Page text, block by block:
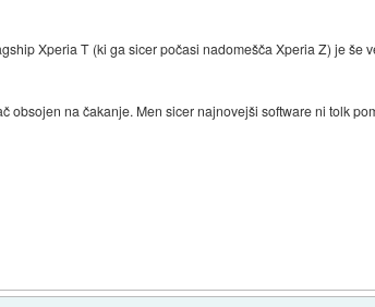
Xperia T (ki ga sicer počasi nadomešča Xperia Z) je še
na čakanje. Men sicer najnovejši software ni tolk